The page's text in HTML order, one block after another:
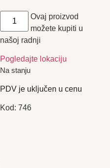
Ovaj proizvod
možete kupiti u
našoj radnji
Pogledajte lokaciju
Na stanju
PDV je uključen u cenu
Kod: 746